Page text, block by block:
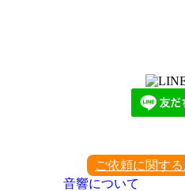
ご依頼に関す
音響について